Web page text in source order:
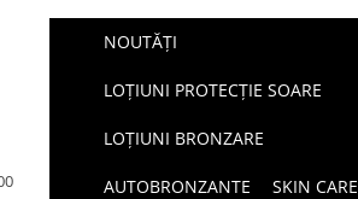
NOUTĂȚI
LOȚIUNI PROTECȚIE SOARE
LOȚIUNI BRONZARE
AUTOBRONZANTE SKIN CARE